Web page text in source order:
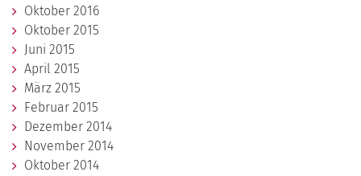
Oktober 2016
Oktober 2015
Juni 2015
April 2015
März 2015
Februar 2015
Dezember 2014
November 2014
Oktober 2014